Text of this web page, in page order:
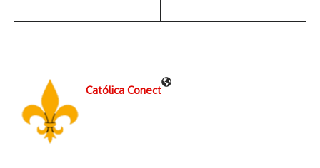
Católica Conect